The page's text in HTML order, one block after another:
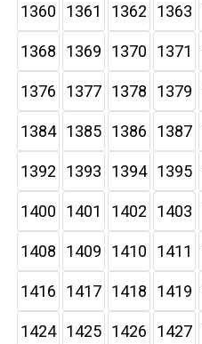
1360 1361 1362 1363
1368 1369 1370 1371
1376 1377 1378 1379
1384 1385 1386 1387
1392 1393 1394 1395
1400 1401 1402 1403
1408 1409 1410 1411
1416 1417 1418 1419
1424 1425 1426 1427